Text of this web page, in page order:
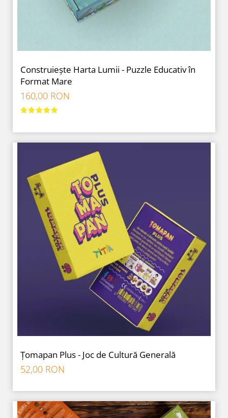
Construiește Harta Lumii - Puzzle Educativ în
Format Mare
160,00 RON
Țomapan Plus - Joc de Cultură Generală
52,00 RON